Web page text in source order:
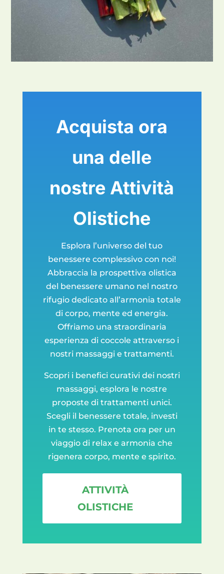
Acquista ora
una delle
nostre Attività
Olistiche
Esplora l’universo del tuo
benessere complessivo con noi!
Abbraccia la prospettiva olistica
del benessere umano nel nostro
rifugio dedicato all’armonia totale
di corpo, mente ed energia.
Offriamo una straordinaria
esperienza di coccole attraverso i
nostri massaggi e trattamenti.
Scopri i benefici curativi dei nostri
massaggi, esplora le nostre
proposte di trattamenti unici.
Scegli il benessere totale, investi
in te stesso. Prenota ora per un
viaggio di relax e armonia che
rigenera corpo, mente e spirito.
ATTIVITÀ
OLISTICHE